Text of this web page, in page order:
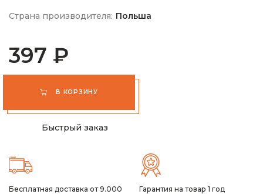
Страна производителя: Польша
397 ₽
В КОРЗИНУ
Быстрый заказ
Бесплатная доставка от 9.000
Гарантия на товар 1 год